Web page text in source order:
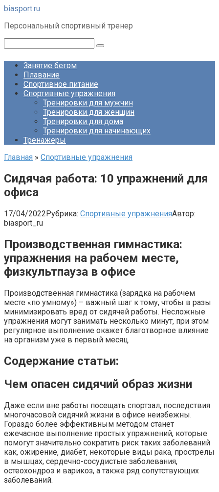
Перейти
контенту
biasport.ru
Персональный спортивный тренер
Занятие бегом
Плавание
Спортивное питание
Спортивные упражнения
Тренировки для мужчин
Тренировки для женщин
Тренировки для дома
Тренировки для начинающих
Тренажеры
Главная » Спортивные упражнения
Сидячая работа: 10 упражнений для
офиса
17/04/2022Рубрика: Спортивные упражненияАвтор:
biasport_ru
Производственная гимнастика:
упражнения на рабочем месте,
физкультпауза в офисе
Производственная гимнастика (зарядка на рабочем
месте «по умному») – важный шаг к тому, чтобы в разы
минимизировать вред от сидячей работы. Несложные
упражнения могут занимать несколько минут, при этом
регулярное выполнение окажет благотворное влияние
на организм уже в первый месяц.
Содержание статьи:
Чем опасен сидячий образ жизни
Даже если вне работы посещать спортзал, последствия
многочасовой сидячий жизни в офисе неизбежны.
Гораздо более эффективным методом станет
ежечасное выполнение простых упражнений, которые
помогут значительно сократить риск таких заболеваний
как, ожирение, диабет, некоторые виды рака, прострелы
в мышцах, сердечно-сосудистые заболевания,
остеохондроз и варикоз, а также ряд сопутствующих
заболеваний.